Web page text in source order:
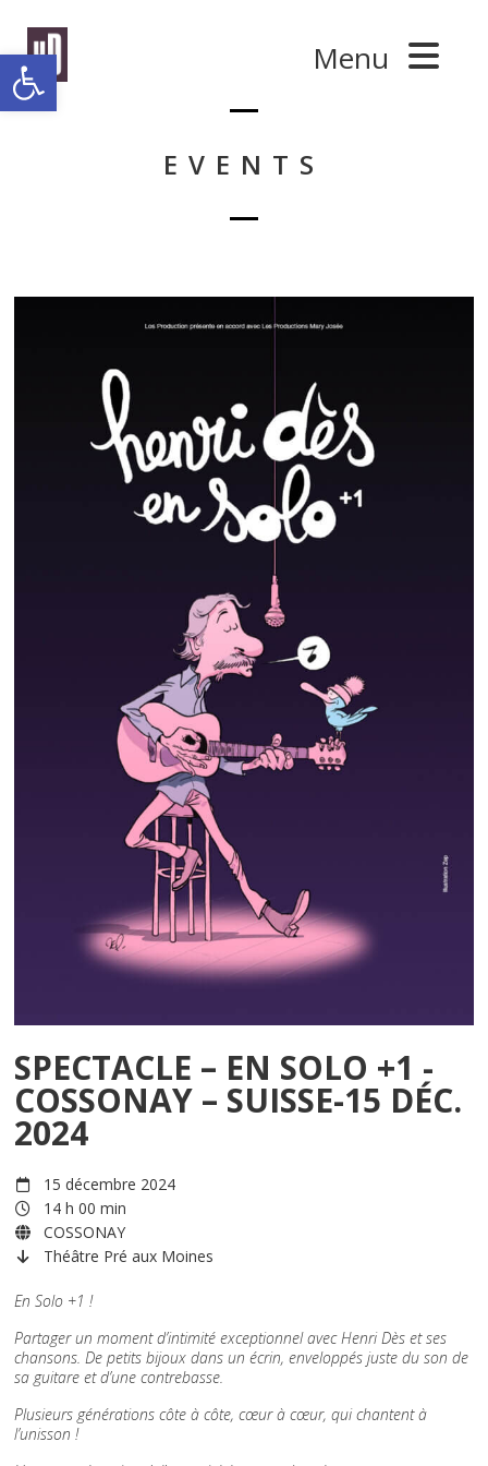
Ouvrir la barre d’outils
Menu
EVENTS
SPECTACLE – EN SOLO +1 -
COSSONAY – SUISSE-15 DÉC.
2024
15 décembre 2024
14 h 00 min
COSSONAY
Théâtre Pré aux Moines
En Solo +1 !
Partager un moment d’intimité exceptionnel avec Henri Dès et ses
chansons. De petits bijoux dans un écrin, enveloppés juste du son de
sa guitare et d’une contrebasse.
Plusieurs générations côte à côte, cœur à cœur, qui chantent à
l’unisson !